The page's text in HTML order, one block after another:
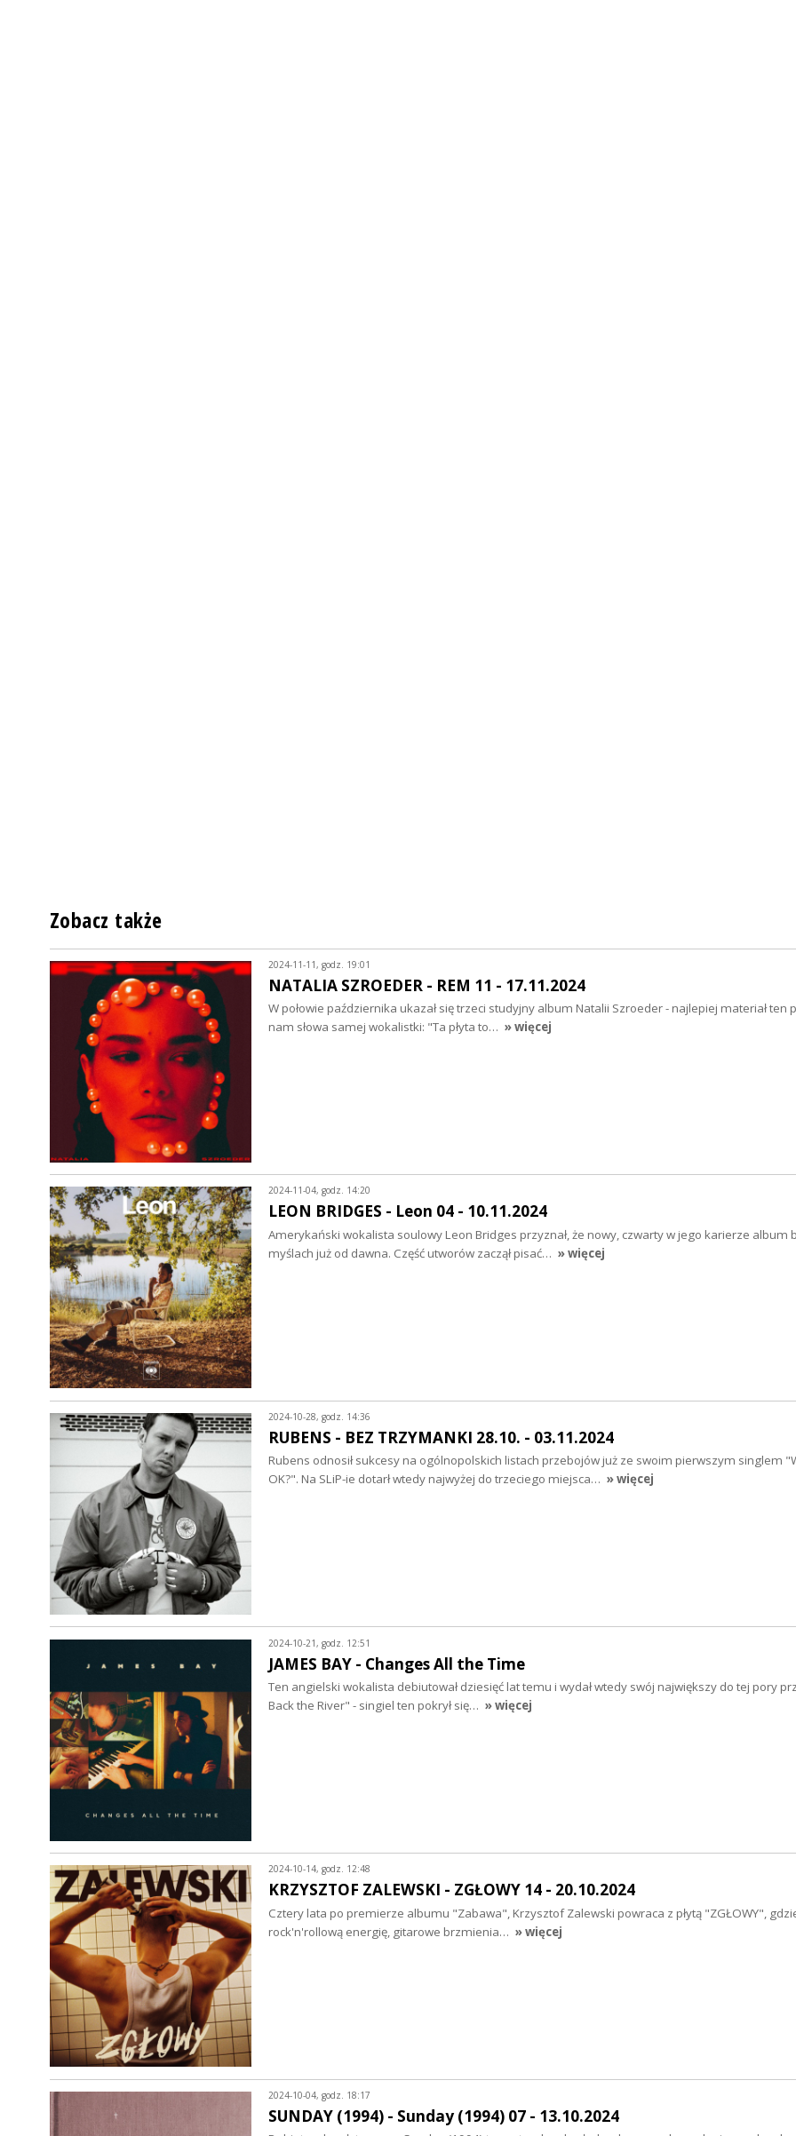
Zobacz także
2024-11-11, godz. 19:01
NATALIA SZROEDER - REM 11 - 17.11.2024
W połowie października ukazał się trzeci studyjny album Natalii Szroeder - najlepiej materiał ten
nam słowa samej wokalistki: "Ta płyta to… » więcej
2024-11-04, godz. 14:20
LEON BRIDGES - Leon 04 - 10.11.2024
Amerykański wokalista soulowy Leon Bridges przyznał, że nowy, czwarty w jego karierze album
myślach już od dawna. Część utworów zaczął pisać… » więcej
2024-10-28, godz. 14:36
RUBENS - BEZ TRZYMANKI 28.10. - 03.11.2024
Rubens odnosił sukcesy na ogólnopolskich listach przebojów już ze swoim pierwszym singlem
OK?". Na SLiP-ie dotarł wtedy najwyżej do trzeciego miejsca… » więcej
2024-10-21, godz. 12:51
JAMES BAY - Changes All the Time
Ten angielski wokalista debiutował dziesięć lat temu i wydał wtedy swój największy do tej pory
Back the River" - singiel ten pokrył się… » więcej
2024-10-14, godz. 12:48
KRZYSZTOF ZALEWSKI - ZGŁOWY 14 - 20.10.2024
Cztery lata po premierze albumu "Zabawa", Krzysztof Zalewski powraca z płytą "ZGŁOWY",
rock'n'rollową energię, gitarowe brzmienia… » więcej
2024-10-04, godz. 18:17
SUNDAY (1994) - Sunday (1994) 07 - 13.10.2024